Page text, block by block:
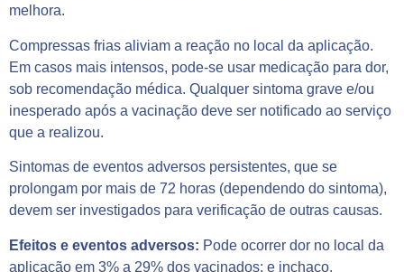
melhora.
Compressas frias aliviam a reação no local da aplicação.
Em casos mais intensos, pode-se usar medicação para dor,
sob recomendação médica. Qualquer sintoma grave e/ou
inesperado após a vacinação deve ser notificado ao serviço
que a realizou.
Sintomas de eventos adversos persistentes, que se
prolongam por mais de 72 horas (dependendo do sintoma),
devem ser investigados para verificação de outras causas.
Efeitos e eventos adversos: Pode ocorrer dor no local da
aplicação em 3% a 29% dos vacinados; e inchaço,